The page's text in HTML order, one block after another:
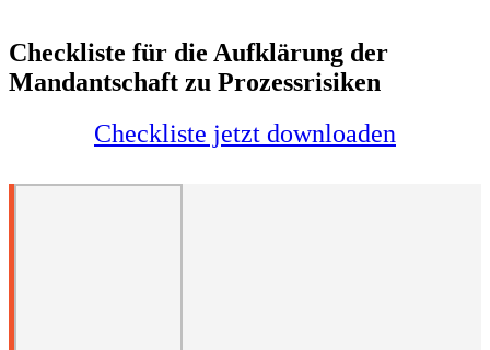
Checkliste für die Aufklärung der
Mandantschaft zu Prozessrisiken
Checkliste jetzt downloaden